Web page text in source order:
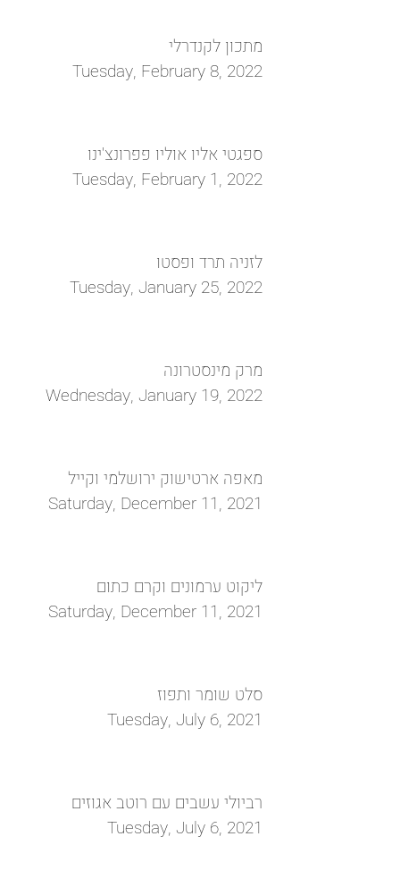
מתכון לקנדרלי
Tuesday, February 8, 2022
ספגטי אליו אוליו פפרונצ'ינו ‏
Tuesday, February 1, 2022
לזניה תרד ופסטו
Tuesday, January 25, 2022
מרק מינסטרונה
Wednesday, January 19, 2022
מאפה ארטישוק ירושלמי וקייל
Saturday, December 11, 2021
ליקוט ערמונים וקרם כתום
Saturday, December 11, 2021
סלט שומר ותפוז
Tuesday, July 6, 2021
רביולי עשבים עם רוטב אגוזים
Tuesday, July 6, 2021